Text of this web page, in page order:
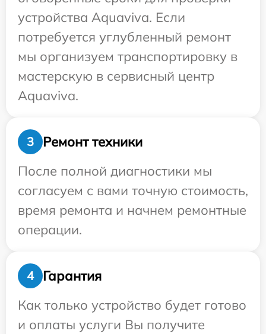
устройства Aquaviva. Если
потребуется углубленный ремонт
мы организуем транспортировку в
мастерскую в сервисный центр
Aquaviva.
3
Ремонт техники
После полной диагностики мы
согласуем с вами точную стоимость,
время ремонта и начнем ремонтные
операции.
4
Гарантия
Как только устройство будет готово
и оплаты услуги Вы получите